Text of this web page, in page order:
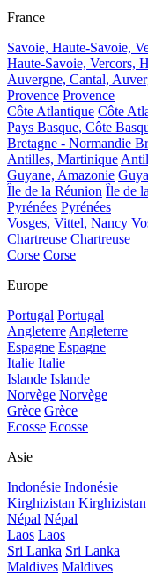
France
Savoie, Haute-Savoie,
Haute-Savoie, Vercors,
Auvergne, Cantal,
Provence Provence
Côte Atlantique Côte
Pays Basque, Côte
Bretagne - Normandie
Antilles, Martinique
Guyane, Amazonie
Île de la Réunion Île de
Pyrénées Pyrénées
Vosges, Vittel, Nancy
Chartreuse Chartreuse
Corse Corse
Europe
Portugal Portugal
Angleterre Angleterre
Espagne Espagne
Italie Italie
Islande Islande
Norvège Norvège
Grèce Grèce
Ecosse Ecosse
Asie
Indonésie Indonésie
Kirghizistan Kirghizistan
Népal Népal
Laos Laos
Sri Lanka Sri Lanka
Maldives Maldives